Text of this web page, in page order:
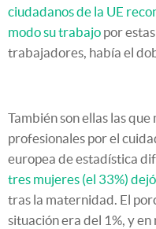
ciudadanos de la UE
modo su trabajo por
trabajadores, había el
También son ellas las
profesionales por el
europea de estadística
tres mujeres (el 33%)
tras la maternidad. El
situación era del 1%, y en